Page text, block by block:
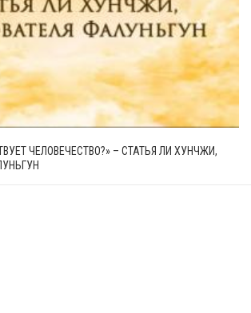
ЧЕЛОВЕЧЕСТВО?» – СТАТЬЯ ЛИ ХУНЧЖИ,